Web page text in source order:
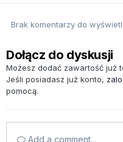
Brak komentarzy do
Dołącz do dyskusji
Możesz dodać zawartość już
Jeśli posiadasz już konto,
pomocą.
Add a comment...